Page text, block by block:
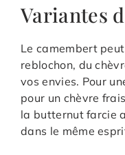
Variantes
Le camembert
reblochon, du
vos envies. Pour
pour un chèvre
la butternut farcie
dans le même